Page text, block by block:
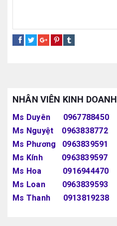
NHÂN VIÊN KINH DOANH
Ms Duyên 0967788450
Ms Nguyệt 0963838772
Ms Phương 0963839591
Ms Kính 0963839597
Ms Hoa 0916944470
Ms Loan 0963839593
Ms Thanh 0913819238